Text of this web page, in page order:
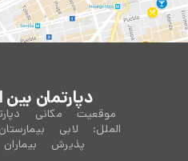
دپارتمان بین
موقعیت مکانی
الملل: لابی
پذیرش